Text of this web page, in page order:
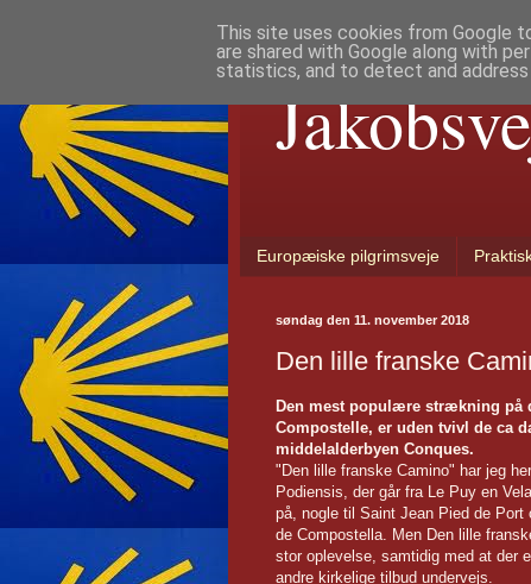
Europæiske pilgrimsveje
søndag den 11. november 2018
Den lille franske
Den mest populære strækning på
Compostelle, er uden tvivl de ca
middelalderbyen Conques.
"Den lille franske Camino" har jeg
Podiensis, der går fra Le Puy en
på, nogle til Saint Jean Pied de Port
de Compostella. Men Den lille
stor oplevelse, samtidig med at der
andre kirkelige tilbud undervejs.
This site uses cookies from Google
are shared with Google along with
statistics, and to detect and address